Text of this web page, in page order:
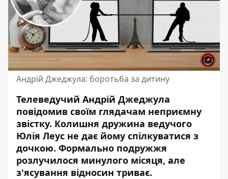
Андрій Джеджула: боротьба за дитину
Телеведучий Андрій Джеджула
повідомив своїм глядачам неприємну
звістку. Колишня дружина ведучого
Юлія Леус не дає йому спілкуватися з
дочкою. Формально подружжя
розлучилося минулого місяця, але
з'ясування відносин триває.